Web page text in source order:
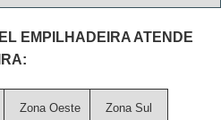
EMPILHADEIRA ATENDE
Zona Oeste Zona Sul